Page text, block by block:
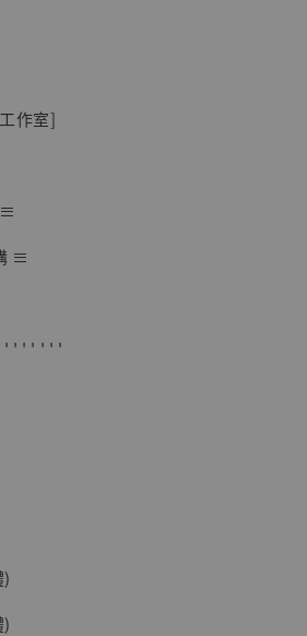
龍珠 系列蒐藏雕像 悟空 鳥山
作室]
≡
' ' ' ' ' '